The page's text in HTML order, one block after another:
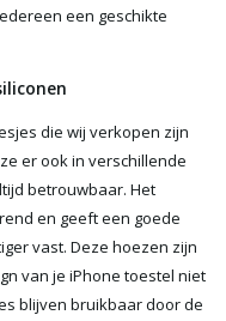
een geschikte
die wij verkopen zijn
er ook in verschillende
betrouwbaar. Het
en geeft een goede
vast. Deze hoezen zijn
van je iPhone toestel niet
blijven bruikbaar door de